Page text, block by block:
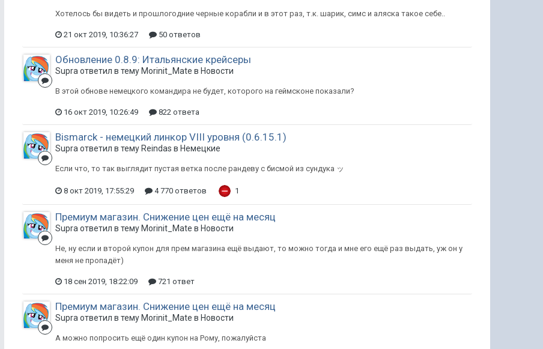
Хотелось бы видеть и прошлогодние черные корабли и в этот раз, т.к. шарик, симс и аляска такое себе..
21 окт 2019, 10:36:27 50 ответов
Обновление 0.8.9: Итальянские крейсеры
Supra ответил в тему Morinit_Mate в Новости
В этой обнове немецкого командира не будет, которого на геймсконе показали?
16 окт 2019, 10:26:49 822 ответа
Bismarck - немецкий линкор VIII уровня (0.6.15.1)
Supra ответил в тему Reindas в Немецкие
Если что, то так выглядит пустая ветка после рандеву с бисмой из сундука ッ
8 окт 2019, 17:55:29 4 770 ответов 1
Премиум магазин. Снижение цен ещё на месяц
Supra ответил в тему Morinit_Mate в Новости
Не, ну если и второй купон для прем магазина ещё выдают, то можно тогда и мне его ещё раз выдать, уж он у
меня не пропадёт)
18 сен 2019, 18:22:09 721 ответ
Премиум магазин. Снижение цен ещё на месяц
Supra ответил в тему Morinit_Mate в Новости
А можно попросить ещё один купон на Рому, пожалуйста